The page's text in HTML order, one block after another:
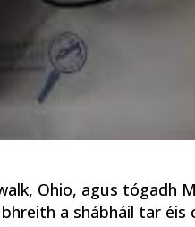
Ohio, agus tógadh
a shábháil tar éis